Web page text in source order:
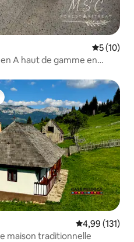
Note
5 (10)
A haut de gamme en
les plus aimés
Note
4,99 (131)
maison traditionnelle